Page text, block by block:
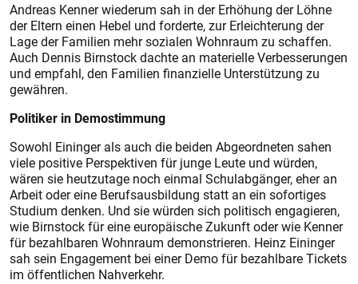
Andreas Kenner wiederum sah in der Erhöhung der Löhne
der Eltern einen Hebel und forderte, zur Erleichterung der
Lage der Familien mehr sozialen Wohnraum zu schaffen.
Auch Dennis Birnstock dachte an materielle Verbesserungen
und empfahl, den Familien finanzielle Unterstützung zu
gewähren.
Politiker in Demostimmung
Sowohl Eininger als auch die beiden Abgeordneten sahen
viele positive Perspektiven für junge Leute und würden,
wären sie heutzutage noch einmal Schulabgänger, eher an
Arbeit oder eine Berufsausbildung statt an ein sofortiges
Studium denken. Und sie würden sich politisch engagieren,
wie Birnstock für eine europäische Zukunft oder wie Kenner
für bezahlbaren Wohnraum demonstrieren. Heinz Eininger
sah sein Engagement bei einer Demo für bezahlbare Tickets
im öffentlichen Nahverkehr.